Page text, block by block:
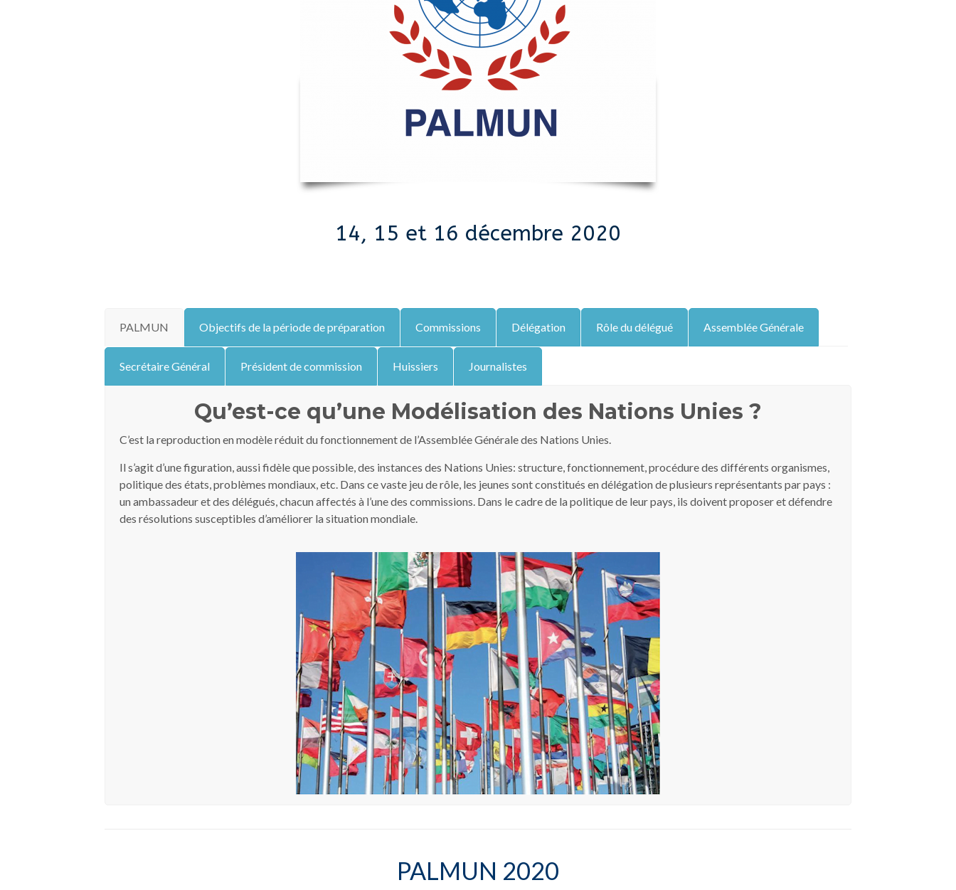
14, 15 et 16 décembre 2020
PALMUN Objectifs de la période de préparation Commissions Délégation Rôle du délégué Assemblée Générale
Secrétaire Général Président de commission Huissiers Journalistes
Qu’est-ce qu’une Modélisation des Nations Unies ?
C’est la reproduction en modèle réduit du fonctionnement de l’Assemblée Générale des Nations Unies.
Il s’agit d’une figuration, aussi fidèle que possible, des instances des Nations Unies: structure, fonctionnement, procédure des différents organismes,
politique des états, problèmes mondiaux, etc. Dans ce vaste jeu de rôle, les jeunes sont constitués en délégation de plusieurs représentants par pays :
un ambassadeur et des délégués, chacun affectés à l’une des commissions. Dans le cadre de la politique de leur pays, ils doivent proposer et défendre
des résolutions susceptibles d’améliorer la situation mondiale.
PALMUN 2020